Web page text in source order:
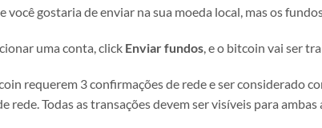
você gostaria de enviar na sua moeda local, mas os
uma conta,click Enviar fundos, e o bitcoin vai ser
requerem 3 confirmações de rede e ser considerado
rede. Todas as transações devem ser visíveis para